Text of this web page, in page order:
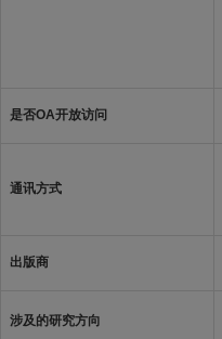
是否OA开放访问
通讯方式
出版商
涉及的研究方向